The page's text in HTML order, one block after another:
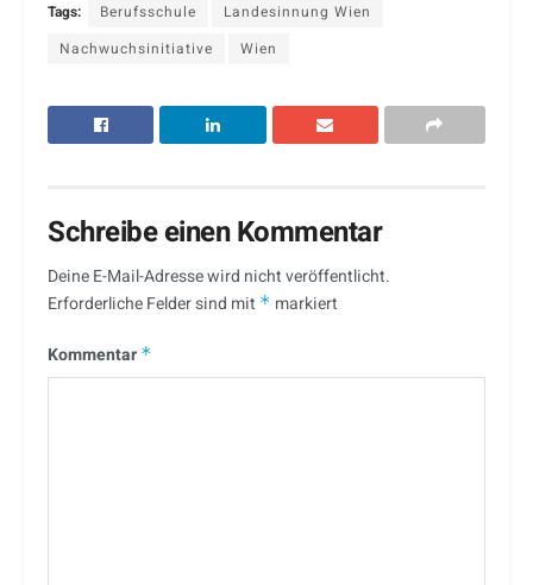
Tags: Berufsschule
Landesinnung Wien
Nachwuchsinitiative
Wien
Schreibe einen Kommentar
Deine E-Mail-Adresse wird nicht veröffentlicht.
Erforderliche Felder sind mit * markiert
Kommentar *